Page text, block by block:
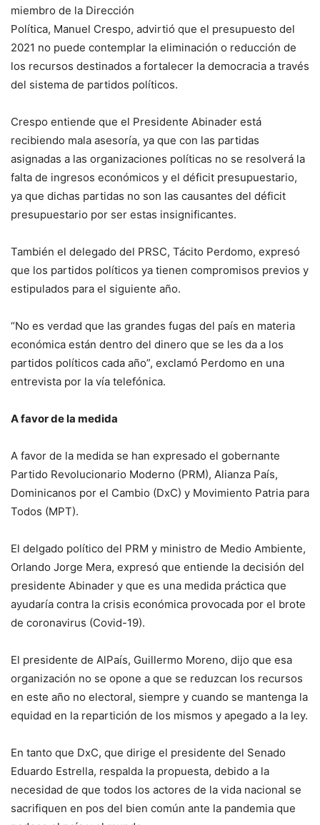
miembro de la Dirección
Política, Manuel Crespo, advirtió que el presupuesto del
2021 no puede contemplar la eliminación o reducción de
los recursos destinados a fortalecer la democracia a través
del sistema de partidos políticos.
Crespo entiende que el Presidente Abinader está
recibiendo mala asesoría, ya que con las partidas
asignadas a las organizaciones políticas no se resolverá la
falta de ingresos económicos y el déficit presupuestario,
ya que dichas partidas no son las causantes del déficit
presupuestario por ser estas insignificantes.
También el delegado del PRSC, Tácito Perdomo, expresó
que los partidos políticos ya tienen compromisos previos y
estipulados para el siguiente año.
“No es verdad que las grandes fugas del país en materia
económica están dentro del dinero que se les da a los
partidos políticos cada año”, exclamó Perdomo en una
entrevista por la vía telefónica.
A favor de la medida
A favor de la medida se han expresado el gobernante
Partido Revolucionario Moderno (PRM), Alianza País,
Dominicanos por el Cambio (DxC) y Movimiento Patria para
Todos (MPT).
El delgado político del PRM y ministro de Medio Ambiente,
Orlando Jorge Mera, expresó que entiende la decisión del
presidente Abinader y que es una medida práctica que
ayudaría contra la crisis económica provocada por el brote
de coronavirus (Covid-19).
El presidente de AlPaís, Guillermo Moreno, dijo que esa
organización no se opone a que se reduzcan los recursos
en este año no electoral, siempre y cuando se mantenga la
equidad en la repartición de los mismos y apegado a la ley.
En tanto que DxC, que dirige el presidente del Senado
Eduardo Estrella, respalda la propuesta, debido a la
necesidad de que todos los actores de la vida nacional se
sacrifiquen en pos del bien común ante la pandemia que